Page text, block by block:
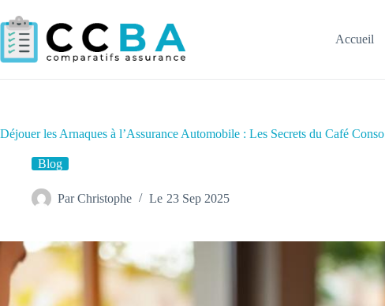
au
contenu
Accueil
Déjouer les Arnaques à l’Assurance Automobile : Les Secrets du Café Conso
Blog
Par Christophe Le 23 Sep 2025